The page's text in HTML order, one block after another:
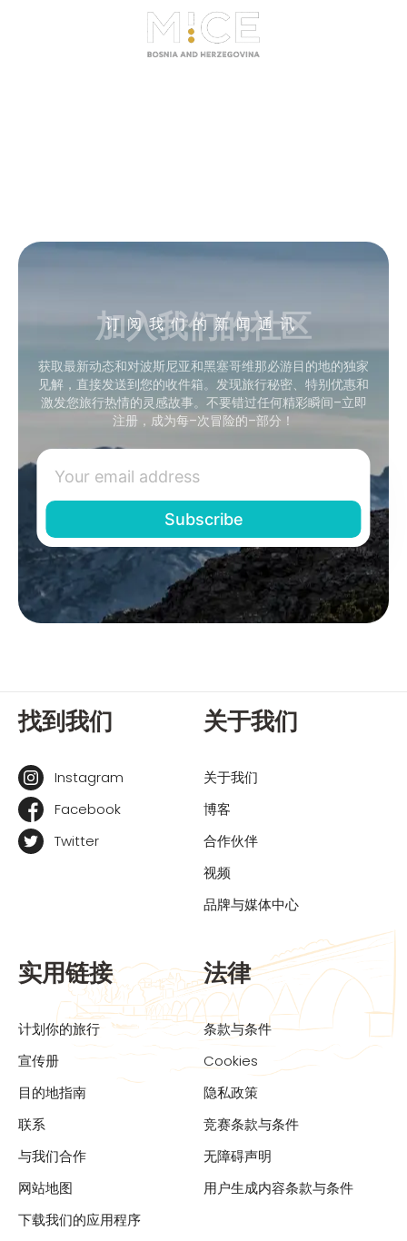
订阅我们的新闻通讯
加入我们的社区
获取最新动态和对波斯尼亚和黑塞哥维那必游目的地的独家
见解，直接发送到您的收件箱。发现旅行秘密、特别优惠和
激发您旅行热情的灵感故事。不要错过任何精彩瞬间–立即
注册，成为每–次冒险的–部分！
找到我们
Instagram
Facebook
Twitter
关于我们
关于我们
博客
合作伙伴
视频
品牌与媒体中心
实用链接
计划你的旅行
宣传册
目的地指南
联系
与我们合作
网站地图
下载我们的应用程序
法律
条款与条件
Cookies
隐私政策
竞赛条款与条件
无障碍声明
用户生成内容条款与条件